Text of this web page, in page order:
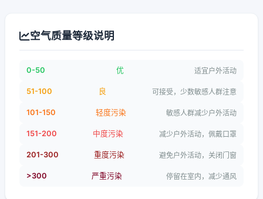
空气质量等级说明
0-50 优 适宜户外活动
51-100 良 可接受，少数敏感人群注意
101-150 轻度污染 敏感人群减少户外活动
151-200 中度污染 减少户外活动，佩戴口罩
201-300 重度污染 避免户外活动，关闭门窗
>300 严重污染 停留在室内，减少通风